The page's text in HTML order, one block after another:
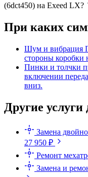
(6dct450) на Exeed LX?
При каких
Шум и вибрация
стороны коробки
Пинки и толчки
включении
вниз.
Другие
Замена
27 950 ₽
Ремонт
Замена и